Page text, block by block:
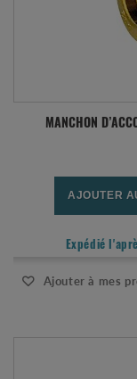
MANCHON
AJOUTER
Expédié
Ajouter à mes